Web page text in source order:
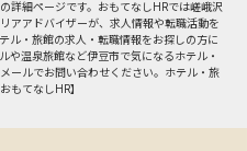
詳細ページです。おもてなしHRでは嵯峨沢
アアドバイザーが、求人情報や転職活動を
ル・旅館の求人・転職情報をお探しの方に
や温泉旅館など伊豆市で気になるホテル・
ールでお問い合わせください。ホテル・旅
もてなしHR】